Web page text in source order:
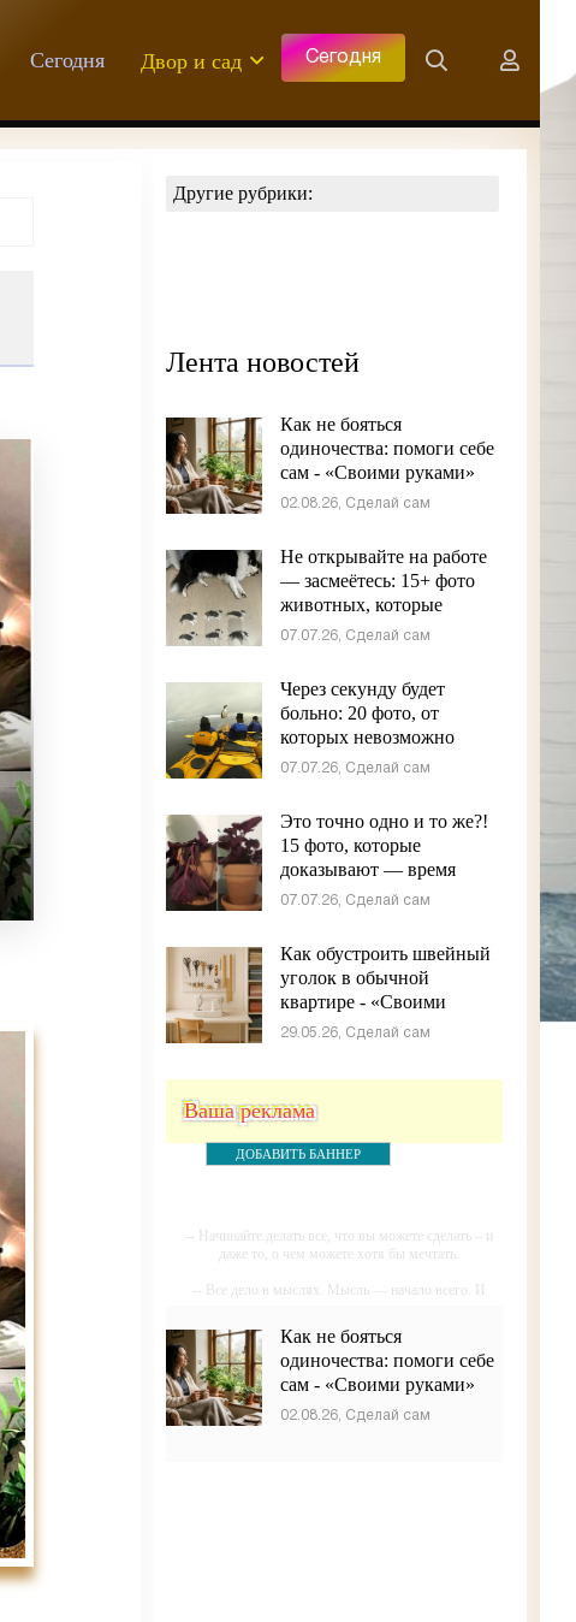
Сегодня Двор и сад Сегодня
Другие рубрики:
Лента новостей
Как не бояться
одиночества: помоги себе
сам - «Своими руками»
02.08.26, Сделай сам
Не открывайте на работе
— засмеётесь: 15+ фото
животных, которые
сломали серьёзность
07.07.26, Сделай сам
Через секунду будет
больно: 20 фото, от
которых невозможно
отвести взгляд - «Своими
07.07.26, Сделай сам
Это точно одно и то же?!
15 фото, которые
доказывают — время
творит невероятное -
07.07.26, Сделай сам
Как обустроить швейный
уголок в обычной
квартире - «Своими
руками»
29.05.26, Сделай сам
Ваша реклама
ДОБАВИТЬ БАННЕР
-- Начинайте делать все, что вы можете сделать – и
даже то, о чем можете хотя бы мечтать.
-- Все дело в мыслях. Мысль — начало всего. И
совершенствования: работать над мыслями.
-- Идите уверенно по направлению к мечте. Живите
той жизнью, которую вы сами себе придумали.
-- Самое большое богатство — это ум. Самая
Как не бояться
одиночества: помоги себе
сам - «Своими руками»
02.08.26, Сделай сам